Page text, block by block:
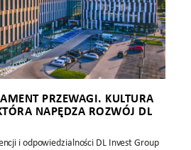
PRZEWAGI. KULTURA
NAPĘDZA ROZWÓJ DL
i odpowiedzialności DL Invest Group